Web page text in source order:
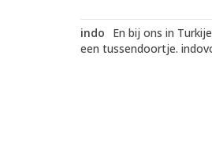
indo
En bij ons in
een tussendoortje.